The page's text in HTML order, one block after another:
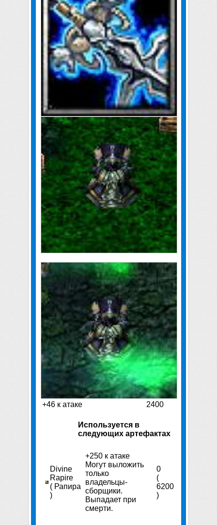
+46 к атаке 2400
Используется в
следующих артефактах
Divine
Rapire
( Рапира
)
+250 к атаке
Могут выложить
только
владельцы-
сборщики.
Выпадает при
смерти.
0
(
6200
)